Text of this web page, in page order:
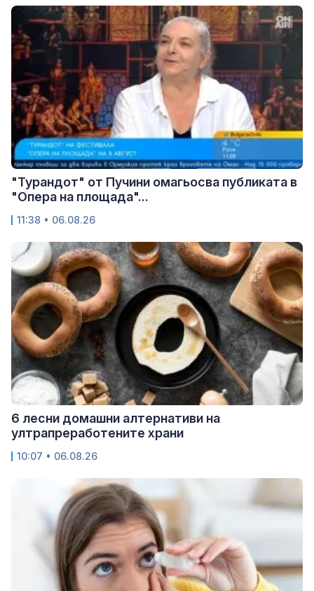
"Турандот" от Пучини омагьосва публиката в
"Опера на площада"...
11:38 • 06.08.26
6 лесни домашни алтернативи на
ултрапреработените храни
10:07 • 06.08.26